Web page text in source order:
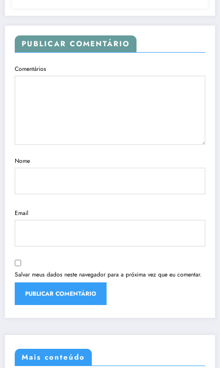
PUBLICAR COMENTÁRIO
Comentários
Nome
Email
Salvar meus dados neste navegador para a próxima vez que eu comentar.
Mais conteúdo